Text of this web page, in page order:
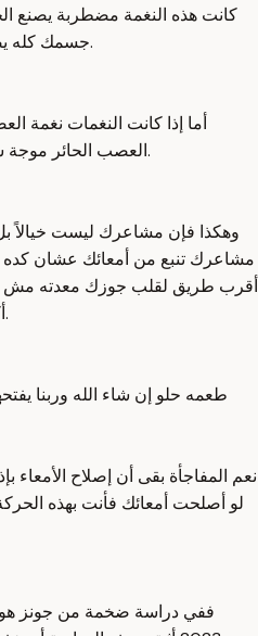
كانت هذه النغمة مضطربة يصنع
جسمك كله يضطرب قلبك تأتي إليك نوبات هلع.
أما إذا كانت النغمات نغمة
العصب الحائر موجة سكينة موجة اطمئنان موجة هدوء.
وهكذا فإن مشاعرك ليست خيالاً
مشاعرك تنبع من أمعائك عشان
أقرب طريق لقلب جوزك معدته مش
أكثر إذا أطعمت أمعائه غذاء صحي.
طعمه حلو إن شاء الله وربنا
نعم المفاجأة بقى أن إصلاح الأمعاء
لو أصلحت أمعائك فأنت بهذه
ففي دراسة ضخمة من جونز